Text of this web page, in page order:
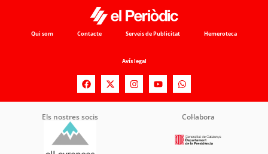
Qui som Contacte Serveis de Publicitat Hemeroteca
Avís legal
Els nostres socis Col·labora